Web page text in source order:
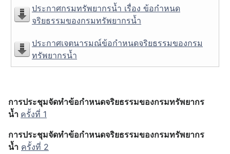
ประกาศกรมทรัพยากรน้ำ เรื่อง ข้อกำหนด
จริยธรรมของกรมทรัพยากรน้ำ
ประกาศเจตนารมณ์ข้อกำหนดจริยธรรมของกรม
ทรัพยากรน้ำ
การประชุมจัดทำข้อกำหนดจริยธรรมของกรมทรัพยากร
น้ำ ครั้งที่ 1
การประชุมจัดทำข้อกำหนดจริยธรรมของกรมทรัพยากร
น้ำ ครั้งที่ 2